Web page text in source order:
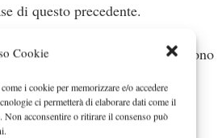
Cookie
i cookie per memorizzare e/o accedere
ci permetterà di elaborare dati come il
acconsentire o ritirare il consenso può
di questo precedente.
che i suoi provvedimenti sono